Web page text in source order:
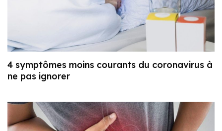
4 symptômes moins courants du coronavirus à
ne pas ignorer